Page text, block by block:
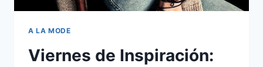
A LA MODE
Viernes de Inspiración: